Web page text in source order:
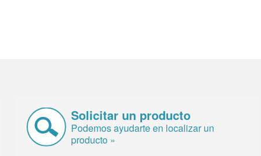
Solicitar un producto
Podemos ayudarte en localizar un
producto »